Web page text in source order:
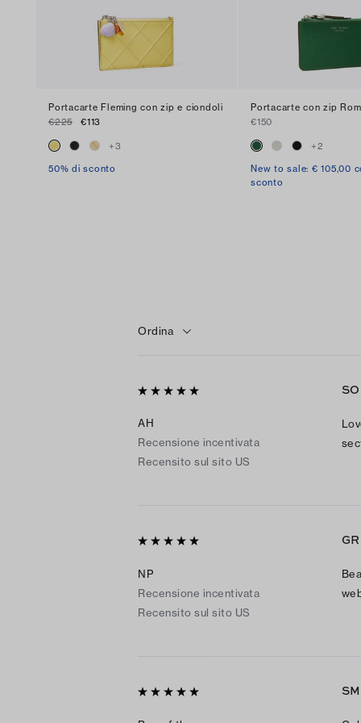
Portacarte Fleming con zip e ciondoli
€225
€113
+3
50% di sconto
Portacarte con zip
€150
+2
New to sale: € 105,00
sconto
Ordina
AH
Recensione incentivata
Recensito sul sito US
NP
Recensione incentivata
Recensito sul sito US